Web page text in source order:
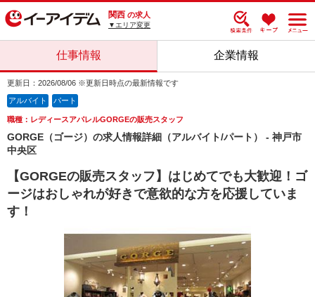
関西 の求人
▼エリア変更
仕事情報 企業情報
更新日：2026/08/06 ※更新日時点の最新情報です
アルバイト パート
職種：レディースアパレルGORGEの販売スタッフ
GORGE（ゴージ）の求人情報詳細（アルバイト/パート） - 神戸市
中央区
【GORGEの販売スタッフ】はじめてでも大歓迎！ゴ
ージはおしゃれが好きで意欲的な方を応援していま
す！